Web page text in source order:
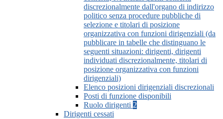
discrezionalmente dall'organo di indirizzo
politico senza procedure pubbliche di
selezione e titolari di posizione
organizzativa con funzioni dirigenziali (da
pubblicare in tabelle che distinguano le
seguenti situazioni: dirigenti, dirigenti
individuati discrezionalmente, titolari di
posizione organizzativa con funzioni
dirigenziali)
Elenco posizioni dirigenziali discrezionali
Posti di funzione disponibili
Ruolo dirigenti 2
Dirigenti cessati